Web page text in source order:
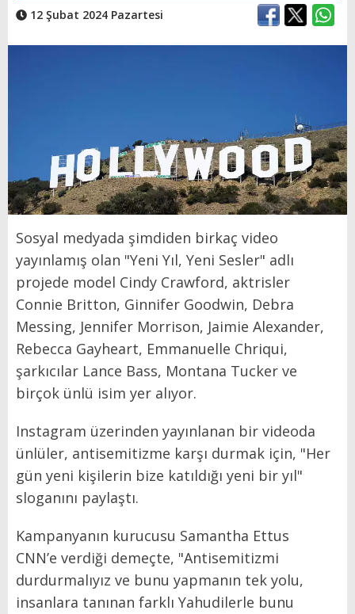
12 Şubat 2024 Pazartesi
Sosyal medyada şimdiden birkaç video
yayınlamış olan "Yeni Yıl, Yeni Sesler" adlı
projede model Cindy Crawford, aktrisler
Connie Britton, Ginnifer Goodwin, Debra
Messing, Jennifer Morrison, Jaimie Alexander,
Rebecca Gayheart, Emmanuelle Chriqui,
şarkıcılar Lance Bass, Montana Tucker ve
birçok ünlü isim yer alıyor.
Instagram üzerinden yayınlanan bir videoda
ünlüler, antisemitizme karşı durmak için, "Her
gün yeni kişilerin bize katıldığı yeni bir yıl"
sloganını paylaştı.
Kampanyanın kurucusu Samantha Ettus
CNN’e verdiği demeçte, "Antisemitizmi
durdurmalıyız ve bunu yapmanın tek yolu,
insanlara tanınan farklı Yahudilerle bunu